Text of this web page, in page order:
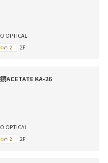
OPTICAL
2F
ACETATE KA-26
OPTICAL
2F